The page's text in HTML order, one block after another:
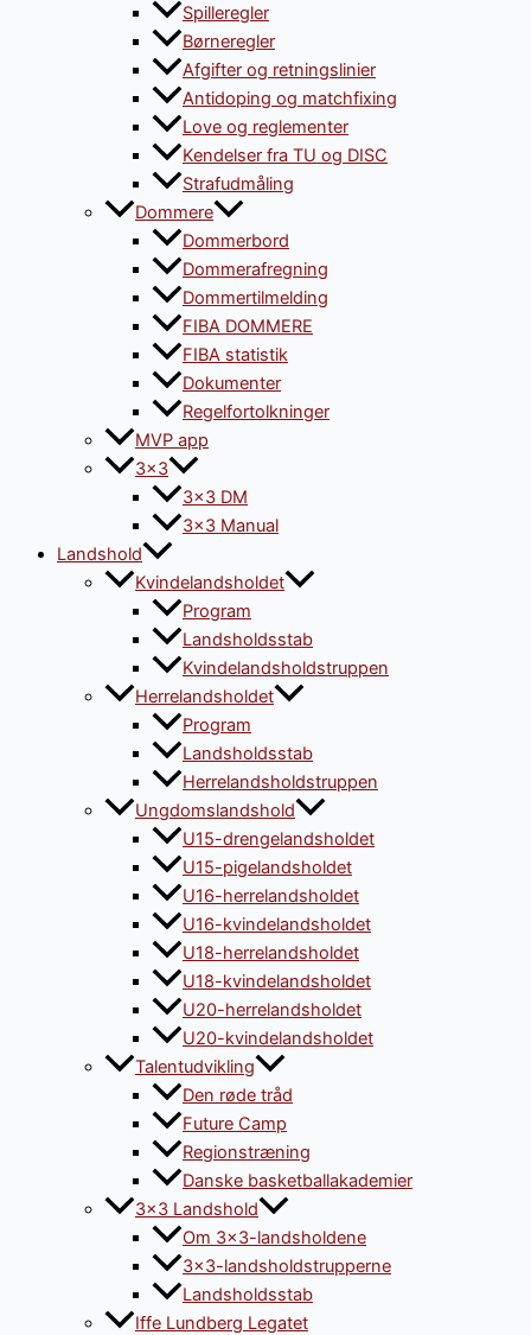
Spilleregler
Børneregler
Afgifter og retningslinier
Antidoping og matchfixing
Love og reglementer
Kendelser fra TU og DISC
Strafudmåling
Dommere
Dommerbord
Dommerafregning
Dommertilmelding
FIBA DOMMERE
FIBA statistik
Dokumenter
Regelfortolkninger
MVP app
3×3
3×3 DM
3×3 Manual
Landshold
Kvindelandsholdet
Program
Landsholdsstab
Kvindelandsholdstruppen
Herrelandsholdet
Program
Landsholdsstab
Herrelandsholdstruppen
Ungdomslandshold
U15-drengelandsholdet
U15-pigelandsholdet
U16-herrelandsholdet
U16-kvindelandsholdet
U18-herrelandsholdet
U18-kvindelandsholdet
U20-herrelandsholdet
U20-kvindelandsholdet
Talentudvikling
Den røde tråd
Future Camp
Regionstræning
Danske basketballakademier
3×3 Landshold
Om 3×3-landsholdene
3×3-landsholdstrupperne
Landsholdsstab
Iffe Lundberg Legatet